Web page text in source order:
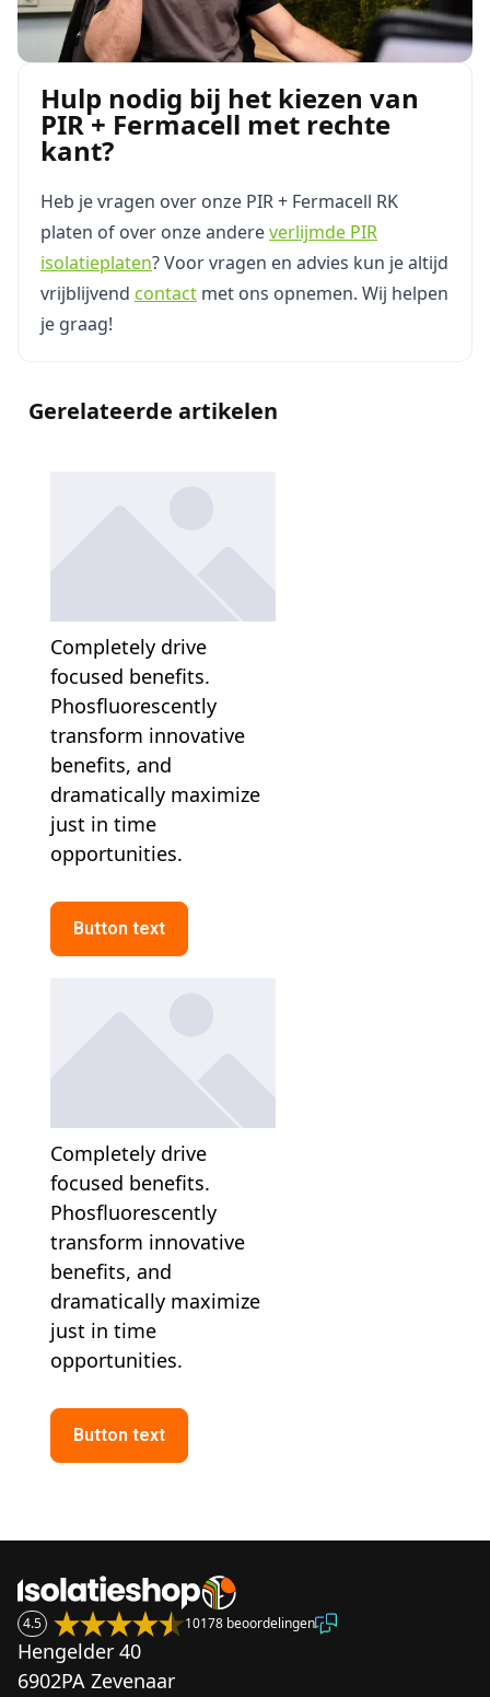
Hulp nodig bij het kiezen van
PIR + Fermacell met rechte
kant?
Heb je vragen over onze PIR + Fermacell RK
platen of over onze andereverlijmde PIR
isolatieplaten? Voor vragen en advies kun je altijd
vrijblijvend contact met ons opnemen. Wij helpen
je graag!
Gerelateerde artikelen
Completely drive
focused benefits.
Phosfluorescently
transform innovative
benefits, and
dramatically maximize
just in time
opportunities.
Button text
Completely drive
focused benefits.
Phosfluorescently
transform innovative
benefits, and
dramatically maximize
just in time
opportunities.
Button text
4.5 10178 beoordelingen
Hengelder 40
6902PA Zevenaar